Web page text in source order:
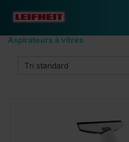
Passer au contenu principal
Aspirateurs à vitres